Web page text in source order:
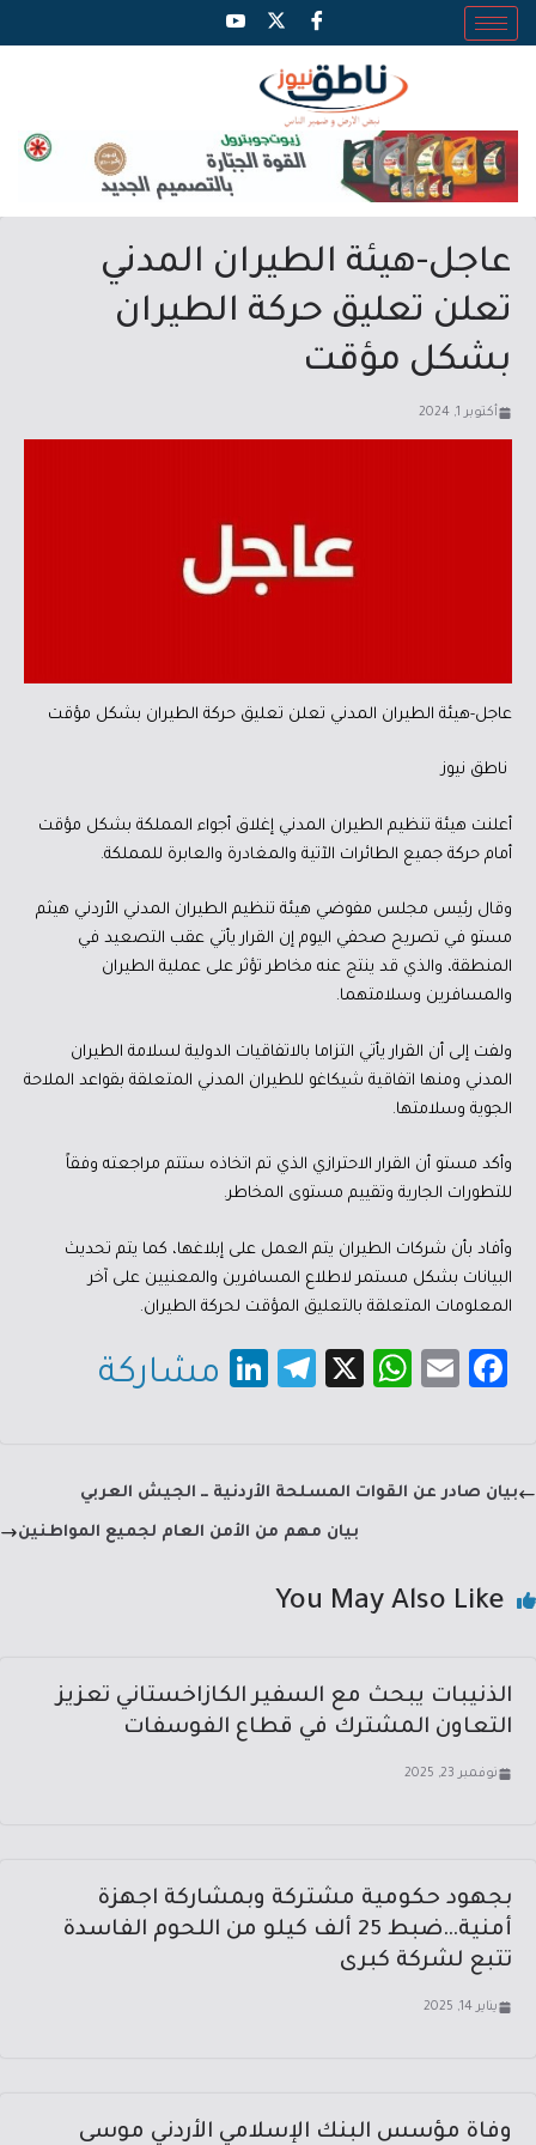
عاجل-هيئة الطيران المدني
تعلن تعليق حركة الطيران
بشكل مؤقت
أكتوبر 1, 2024
عاجل-هيئة الطيران المدني تعلن تعليق حركة الطيران بشكل مؤقت
ناطق نيوز
أعلنت هيئة تنظيم الطيران المدني إغلاق أجواء المملكة بشكل مؤقت
أمام حركة جميع الطائرات الآتية والمغادرة والعابرة للمملكة.
وقال رئيس مجلس مفوضي هيئة تنظيم الطيران المدني الأردني هيثم
مستو في تصريح صحفي اليوم إن القرار يأتي عقب التصعيد في
المنطقة، والذي قد ينتج عنه مخاطر تؤثر على عملية الطيران
والمسافرين وسلامتهما.
ولفت إلى أن القرار يأتي التزاما بالاتفاقيات الدولية لسلامة الطيران
المدني ومنها اتفاقية شيكاغو للطيران المدني المتعلقة بقواعد الملاحة
الجوية وسلامتها.
وأكد مستو أن القرار الاحترازي الذي تم اتخاذه ستتم مراجعته وفقاً
للتطورات الجارية وتقييم مستوى المخاطر.
وأفاد بأن شركات الطيران يتم العمل على إبلاغها، كما يتم تحديث
البيانات بشكل مستمر لاطلاع المسافرين والمعنيين على آخر
المعلومات المتعلقة بالتعليق المؤقت لحركة الطيران.
Fa
b
E
W
sA
p
X
Te
a
m
Li
dI
n
مشاركة
بيان صادر عن القوات المسلحة الأردنية ــ الجيش العربي
بيان مهم من الأمن العام لجميع المواطنين
You May Also Like
الذنيبات يبحث مع السفير الكازاخستاني تعزيز
التعاون المشترك في قطاع الفوسفات
نوفمبر 23, 2025
بجهود حكومية مشتركة وبمشاركة اجهزة
أمنية…ضبط 25 ألف كيلو من اللحوم الفاسدة
تتبع لشركة كبرى
يناير 14, 2025
وفاة مؤسس البنك الإسلامي الأردني موسى